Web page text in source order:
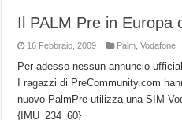
Il PALM Pre in Europa
16 Febbraio, 2009 Palm ,Vodafone
Per adesso nessun annuncio
I ragazzi di PreCommunity.com
nuovo PalmPre utilizza una SIM
{IMU_234_60}